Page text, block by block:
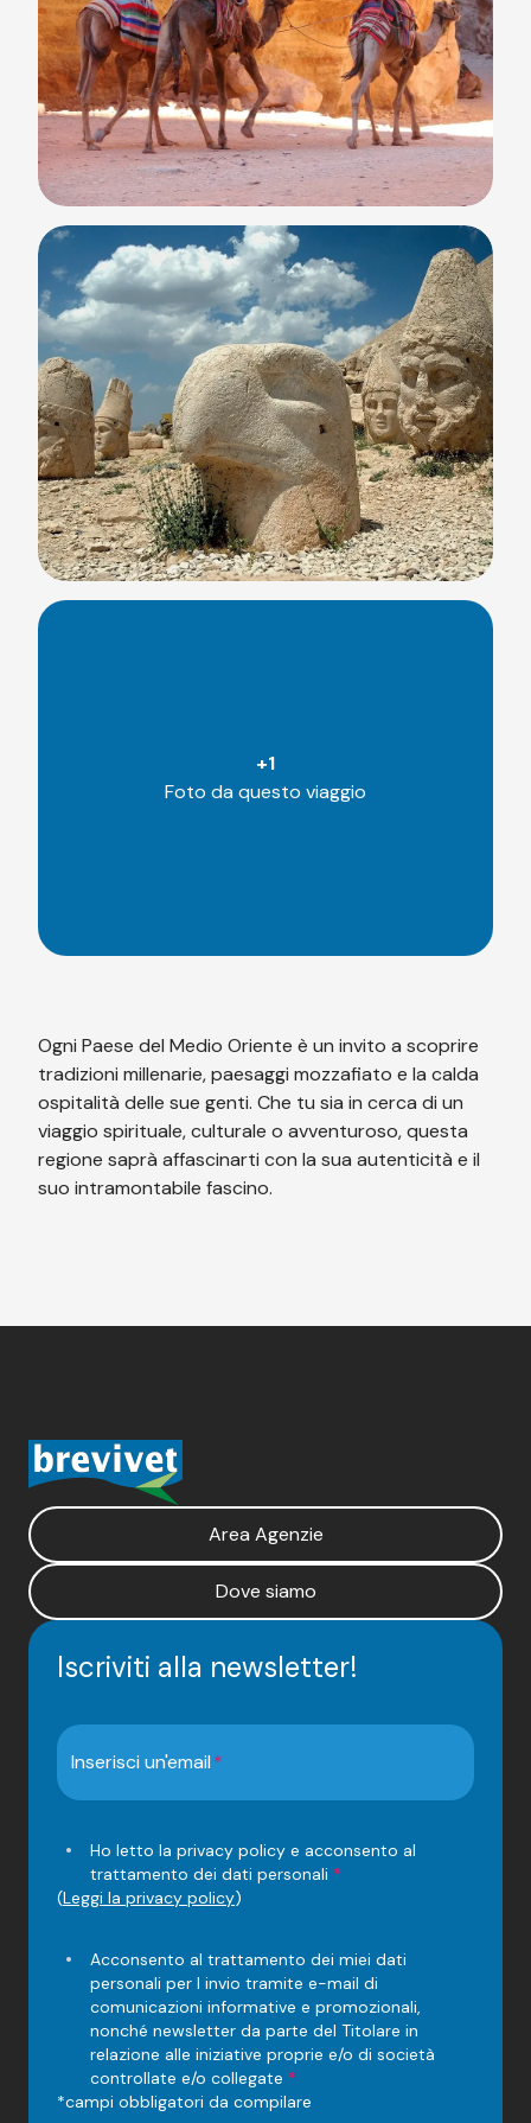
+1
Foto da questo viaggio
Ogni Paese del Medio Oriente è un invito a scoprire
tradizioni millenarie, paesaggi mozzafiato e la calda
ospitalità delle sue genti. Che tu sia in cerca di un
viaggio spirituale, culturale o avventuroso, questa
regione saprà affascinarti con la sua autenticità e il
suo intramontabile fascino.
Area Agenzie
Dove siamo
Iscriviti alla newsletter!
Inserisci un'email
Ho letto la privacy policy e acconsento al
trattamento dei dati personali *
(Leggi la privacy policy)
Acconsento al trattamento dei miei dati
personali per l invio tramite e-mail di
comunicazioni informative e promozionali,
nonché newsletter da parte del Titolare in
relazione alle iniziative proprie e/o di società
controllate e/o collegate *
*campi obbligatori da compilare